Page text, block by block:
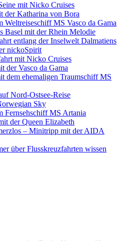
mit Nicko Cruises
der Katharina von Bora
Weltreiseschiff MS Vasco da Gama
Basel mit der Rhein Melodie
entlang der Inselwelt Dalmatiens
nickoSpirit
mit Nicko Cruises
der Vasco da Gama
dem ehemaligen Traumschiff MS
Nord-Ostsee-Reise
Sky
Fernsehschiff MS Artania
der Queen Elizabeth
– Minitripp mit der AIDA
über Flusskreuzfahrten wissen